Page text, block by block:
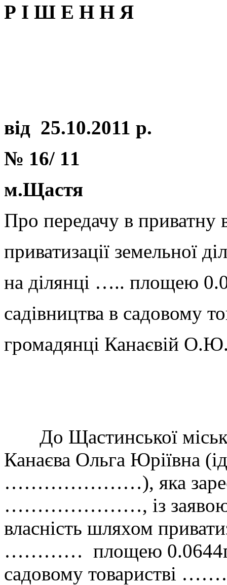
Р І Ш Е Н Н Я
від 25.10.2011 р.
№ 16/ 11
м.Щастя
Про передачу в приватну
приватизації
на ділянці ….. площею
садівництва в
громадянці Канаєвій
До Щастинської
Канаєва Ольга Юріївна
…………………), яка
…………………, із заявою
власність шляхом
………… площею 0.0644га
садовому